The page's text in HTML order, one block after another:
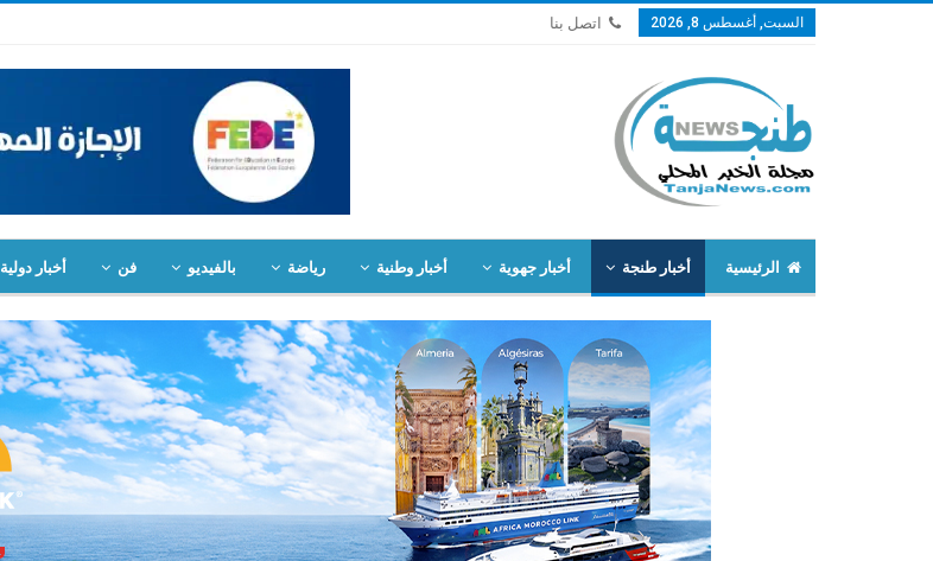
السبت, أغسطس 8, 2026 اتصل بنا
الرئيسية أخبار طنجة أخبار جهوية أخبار وطنية رياضة بالفيديو فن أخبار دولية